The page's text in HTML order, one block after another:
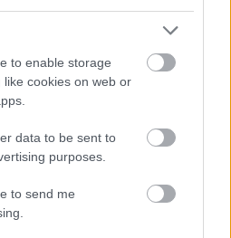
to enable storage
cookies on web or
data to be sent to
purposes.
to send me
που λίγοι γνωρίζουν και